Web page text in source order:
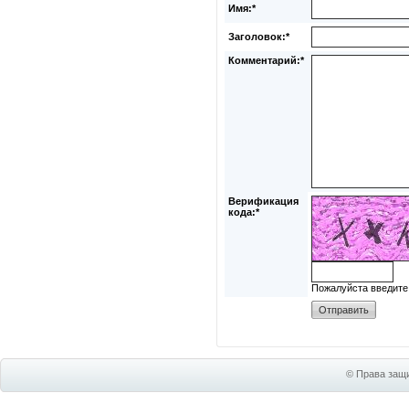
Имя:*
Заголовок:*
Комментарий:*
Верификация
кода:*
Пожалуйста
© Права